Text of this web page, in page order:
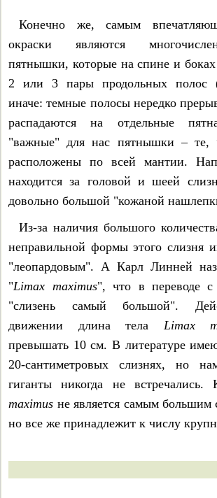
Конечно же, самым
окраски являются
пятнышки, которые на спине и боках
2 или 3 пары продольных полос
иначе: темные полосы нередко
распадаются на отдельные
"важные" для нас пятнышки – те,
расположены по всей мантии.
находится за головой и шеей
довольно большой "кожаной
Из-за наличия большого
неправильной формы этого слизня
"леопардовым". А Карл Линней
"Limax maximus", что в переводе с
"слизень самый большой".
движении длина тела Limax
превышать 10 см. В литературе
20-сантиметровых слизнях, но
гиганты никогда не
maximus не является самым большим
но все же принадлежит к числу